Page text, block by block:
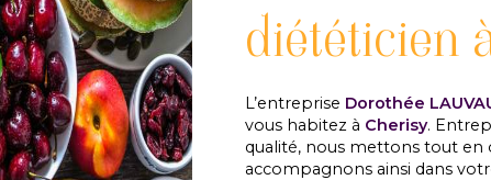
diététicien
L’entreprise Dorothée
vous habitez à Cherisy.
qualité, nous mettons tout en
accompagnons ainsi dans